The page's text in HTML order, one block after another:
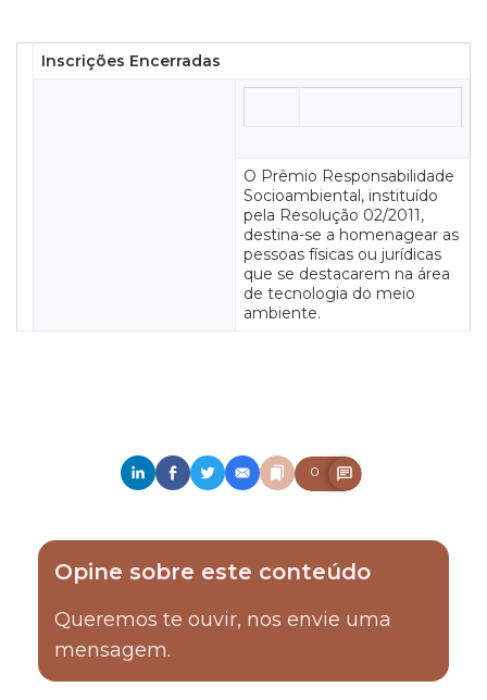
Inscrições Encerradas
O Prêmio Responsabilidade
Socioambiental, instituído
pela Resolução 02/2011,
destina-se a homenagear as
pessoas físicas ou jurídicas
que se destacarem na área
de tecnologia do meio
ambiente.
0
Opine sobre este conteúdo
Queremos te ouvir, nos envie uma
mensagem.